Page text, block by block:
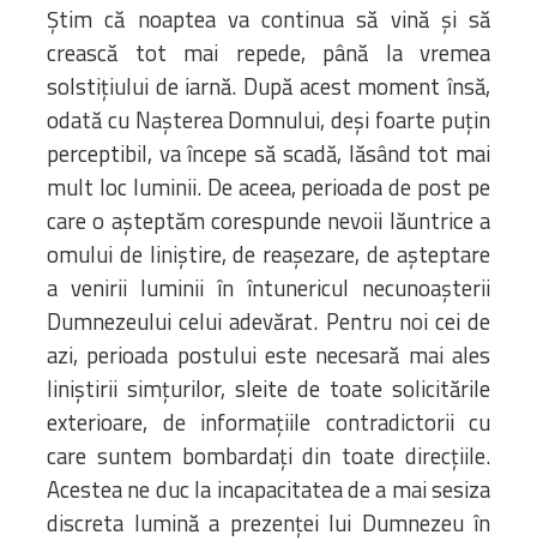
Știm că noaptea va continua să vină și să
crească tot mai repede, până la vremea
solstițiului de iarnă. După acest moment însă,
odată cu Nașterea Domnului, deși foarte puțin
perceptibil, va începe să scadă, lăsând tot mai
mult loc luminii. De aceea, perioada de post pe
care o așteptăm corespunde nevoii lăuntrice a
omului de liniștire, de reașezare, de așteptare
a venirii luminii în întunericul necunoașterii
Dumnezeului celui adevărat. Pentru noi cei de
azi, perioada postului este necesară mai ales
liniștirii simțurilor, sleite de toate solicitările
exterioare, de informațiile contradictorii cu
care suntem bombardați din toate direcțiile.
Acestea ne duc la incapacitatea de a mai sesiza
discreta lumină a prezenței lui Dumnezeu în